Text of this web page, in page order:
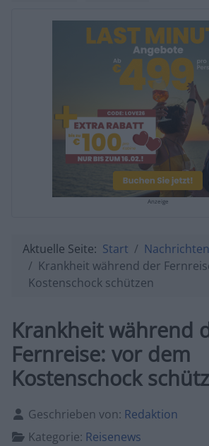
Anzeige
Aktuelle Seite: Start Nachrichten
Krankheit während der
Kostenschock schützen
Krankheit während
Fernreise: vor dem
Kostenschock
Details
Geschrieben von: Redaktion
Kategorie: Reisenews